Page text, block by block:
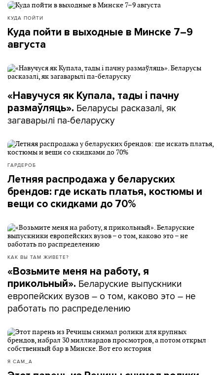
КУДА ПОЙТИ
Куда пойти в выходные в Минске 7–9
августа
«Навучуся як Купала, тады і пачну
размаўляць». Беларусы расказалі, як
загаварылі па-беларуску
ГАРДЕРОБ
Летняя распродажа у беларуских
брендов: где искать платья, костюмы и
вещи со скидками до 70%
КАК ВЫ ТАМ ЖИВЕТЕ?
«Возьмите меня на работу, я
прикольный». Беларуские выпускники
европейских вузов – о том, каково это – не
работать по распределению
Я САМ_А